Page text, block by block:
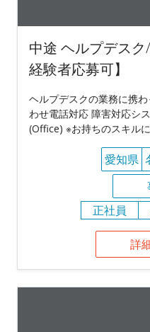
中途 ヘルプデス
経験者応募可】
ヘルプデスクの業務に携
わせ電話対応 障害対応シ
(Office) ※お持ちのスキル
愛知県
正社員
詳